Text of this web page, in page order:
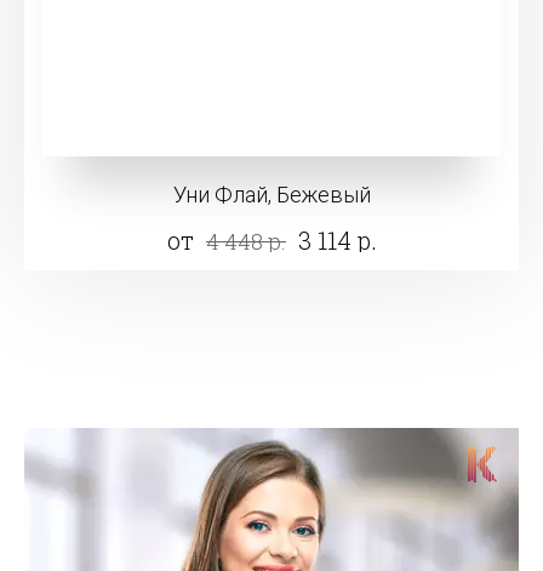
Уни Флай, Бежевый
от 4 448 р. 3 114 р.